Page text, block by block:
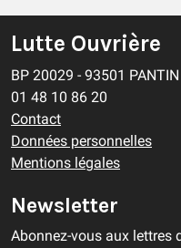
Lutte Ouvrière
BP 20029 - 93501 PANTIN
01 48 10 86 20
Contact
Données personnelles
Mentions légales
Newsletter
Abonnez-vous aux lettres